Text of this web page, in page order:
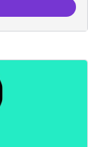
internacionals